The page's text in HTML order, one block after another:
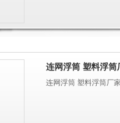
连网浮筒 塑料浮筒
连网浮筒 塑料浮筒厂